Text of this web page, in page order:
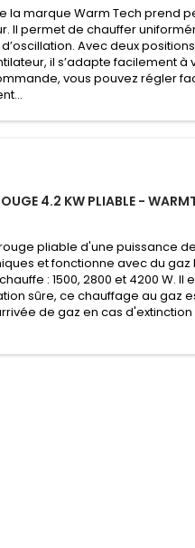
la marque Warm Tech prend
Il permet de chauffer
Avec deux
il s’adapte facilement à
vous pouvez régler
4.2 KW PLIABLE -
pliable d'une puissance
et fonctionne avec du gaz
: 1500, 2800 et 4200 W. Il
sûre, ce chauffage au gaz
de gaz en cas d'extinction